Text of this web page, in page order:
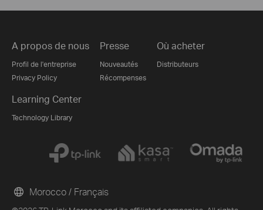
A propos de nous
Profil de l'entreprise
Privacy Policy
Presse
Nouveautés
Récompenses
Où acheter
Distributeurs
Learning Center
Technology Library
Morocco / Français